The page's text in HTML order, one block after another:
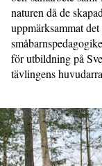
naturen då de
uppmärksammat
för utbildning på
tävlingens